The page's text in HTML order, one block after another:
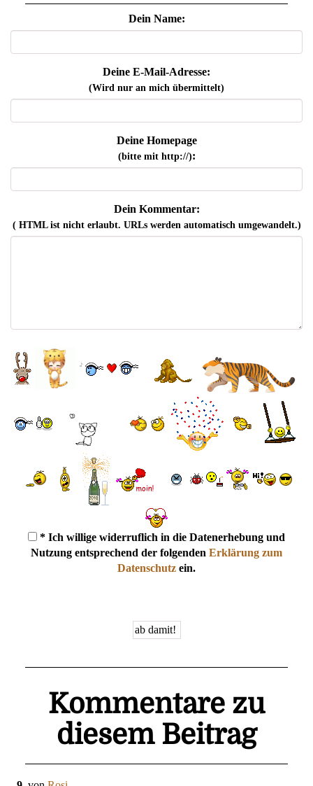
Dein Name:
Deine E-Mail-Adresse:
(Wird nur an mich übermittelt)
Deine Homepage
(bitte mit http://):
Dein Kommentar:
( HTML ist nichterlaubt. URLs werden automatisch umgewandelt.)
* Ich willige widerruflich in die Datenerhebung und
Nutzung entsprechend der folgenden Erklärung zum
Datenschutz ein.
Kommentare zu
diesem Beitrag